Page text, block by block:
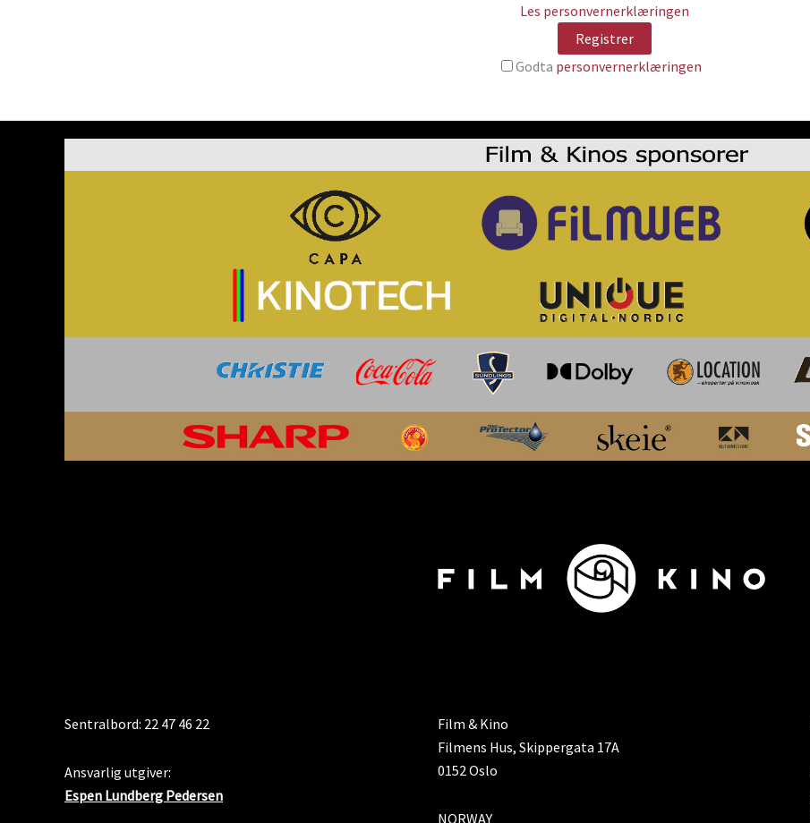
Les personvernerklæringen
Godta personvernerklæringen
Sentralbord: 22 47 46 22
Ansvarlig utgiver:
Espen Lundberg Pedersen
Film & Kino
Filmens Hus, Skippergata 17A
0152 Oslo
NORWAY